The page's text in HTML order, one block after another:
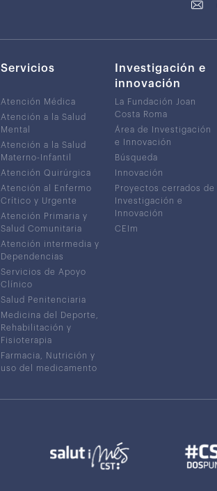
Servicios
Atención Médica
Atención a la Salud
Mental
Atención a la Salud
Materno-Infantil
Atención Quirúrgica
Atención al Enfermo
Crítico y Urgente
Atención Primaria y
Salud Comunitaria
Atención intermedia y
Dependencias
Servicios de Apoyo
Clínico
Salud Penitenciaria
Medicina del Deporte,
Rehabilitación y
Fisioterapia
Farmacia, Nutrición y
uso del medicamento
Investigación e
innovación
La Fundación Joan
Costa Roma
Área de Investigación
e Innovación
Búsqueda
Innovación
Proyectos cerrados de
Investigación e
Innovación
CEIm